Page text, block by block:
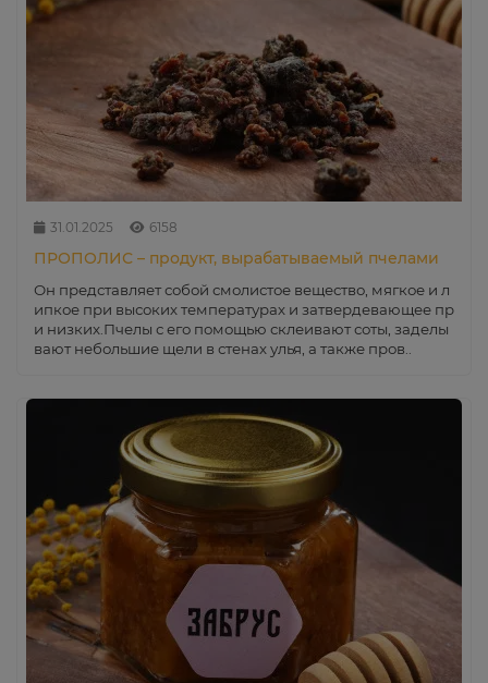
31.01.2025 6158
ПРОПОЛИС – продукт, вырабатываемый пчелами
Он представляет собой смолистое вещество, мягкое и л
ипкое при высоких температурах и затвердевающее пр
и низких.Пчелы с его помощью склеивают соты, заделы
вают небольшие щели в стенах улья, а также пров..